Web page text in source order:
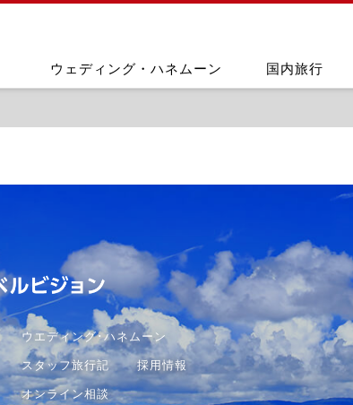
ウェディング・ハネムーン 国内旅行
ウエディング･ハネムーン
スタッフ旅行記 採用情報
オンライン相談